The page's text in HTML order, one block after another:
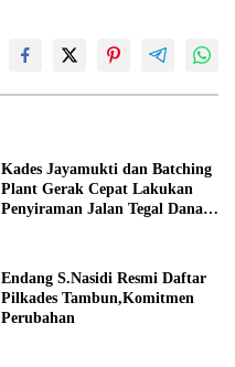
Kades Jayamukti dan Batching
Plant Gerak Cepat Lakukan
Penyiraman Jalan Tegal Danas
Endang S.Nasidi Resmi Daftar
Pilkades Tambun,Komitmen
Perubahan